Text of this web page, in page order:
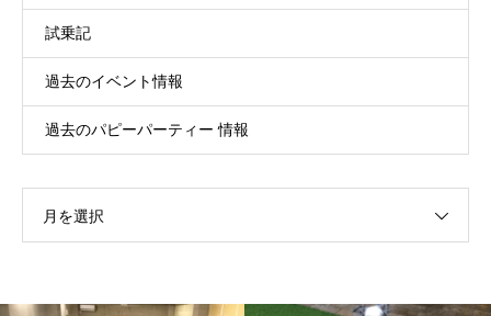
試乗記
過去のイベント情報
過去のパピーパーティー 情報
月を選択